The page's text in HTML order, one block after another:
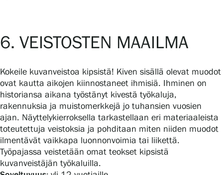
6. VEISTOSTEN MAAILMA
Kokeile kuvanveistoa kipsistä! Kiven sisällä olevat muodot
ovat kautta aikojen kiinnostaneet ihmisiä. Ihminen on
historiansa aikana työstänyt kivestä työkaluja,
rakennuksia ja muistomerkkejä jo tuhansien vuosien
ajan. Näyttelykierroksella tarkastellaan eri materiaaleista
toteutettuja veistoksia ja pohditaan miten niiden muodot
ilmentävät vaikkapa luonnonvoimia tai liikettä.
Työpajassa veistetään omat teokset kipsistä
kuvanveistäjän työkaluilla.